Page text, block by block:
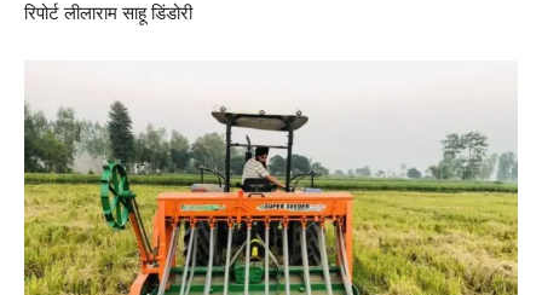
रिपोर्ट लीलाराम साहू डिंडोरी